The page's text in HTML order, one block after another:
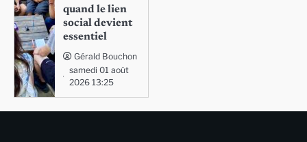
quand le lien
social devient
essentiel
Gérald Bouchon
samedi 01 août
2026 13:25